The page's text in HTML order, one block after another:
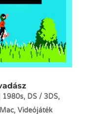
1980s, DS / 3DS,
, Videójáték